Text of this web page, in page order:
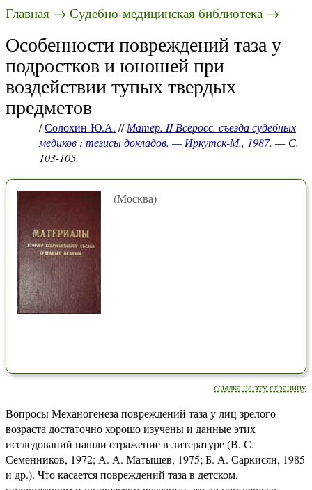
Главная → Судебно-медицинская библиотека →
Особенности повреждений таза у
подростков и юношей при
воздействии тупых твердых
предметов
/Солохин Ю.А. //Матер. II Всеросс. съезда судебных
медиков : тезисы докладов. — Иркутск-М., 1987. — С.
103-105.
(Москва)
ссылка на эту страницу
Вопросы Механогенеза повреждений таза у лиц зрелого
возраста достаточно хорошо изучены и данные этих
исследований нашли отражение в литературе (В. С.
Семенников, 1972; А. А. Матышев, 1975; Б. А. Саркисян, 1985
и др.). Что касается повреждений таза в детском,